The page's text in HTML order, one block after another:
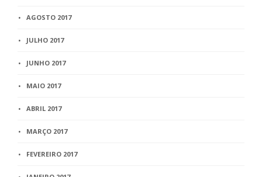
AGOSTO 2017
JULHO 2017
JUNHO 2017
MAIO 2017
ABRIL 2017
MARÇO 2017
FEVEREIRO 2017